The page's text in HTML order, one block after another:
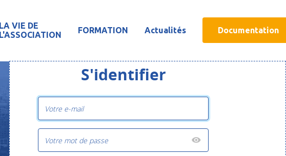
LA VIE DE
L'ASSOCIATION
FORMATION Actualités Documentation
S'identifier